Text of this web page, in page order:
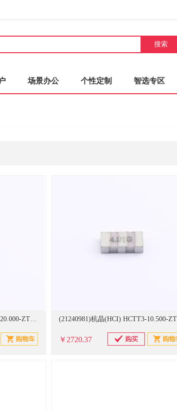
搜索
场景办公 个性定制 智选专区
(21240983)杭晶(HCI) HCTT5-20.000-ZTTCVMXX Ceramic Resonator ZTTCVMX 3.1X3.7,20MHz,±0.5%,-20-85℃,±0.3% 1000个/卷 陶瓷滤波器(单位：卷)
￥2720.37